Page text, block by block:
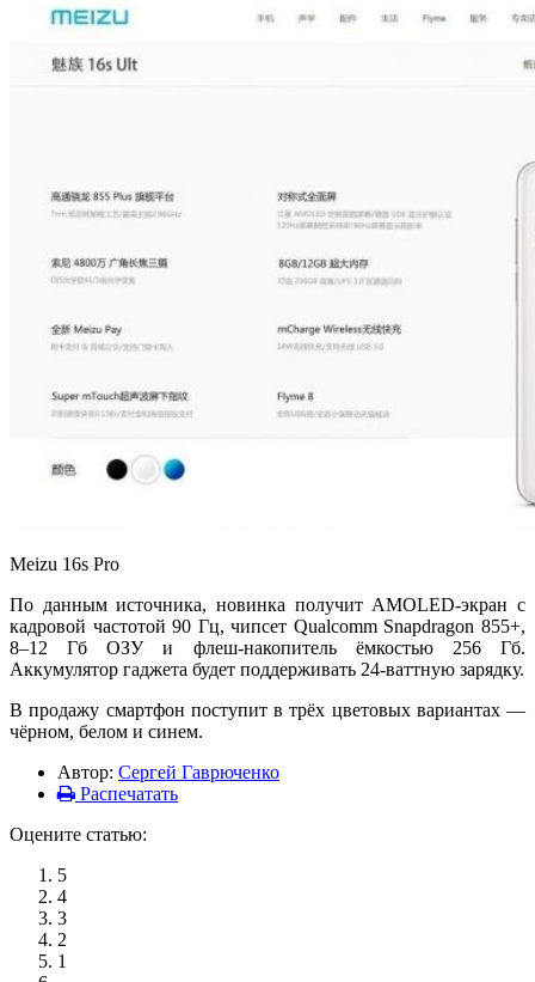
Meizu 16s Pro
По данным источника, новинка получит AMOLED-экран с
кадровой частотой 90 Гц, чипсет Qualcomm Snapdragon 855+,
8–12 Гб ОЗУ и флеш-накопитель ёмкостью 256 Гб.
Аккумулятор гаджета будет поддерживать 24-ваттную зарядку.
В продажу смартфон поступит в трёх цветовых вариантах —
чёрном, белом и синем.
Автор: Сергей Гаврюченко
Распечатать
Оцените статью:
5
4
3
2
1